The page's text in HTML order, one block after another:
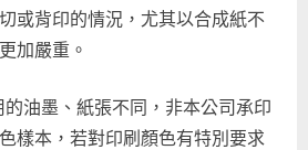
或背印的情況，尤其以合成紙不
加嚴重。
油墨、紙張不同，非本公司承印
樣本，若對印刷顏色有特別要求